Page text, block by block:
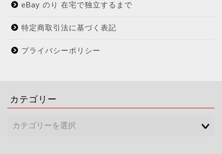
eBay のり 在宅で独立するまで
特定商取引法に基づく表記
プライバシーポリシー
カテゴリー